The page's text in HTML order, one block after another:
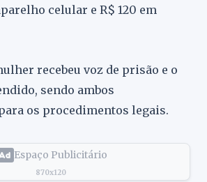
celular e R$ 120 em
recebeu voz de prisão e o
sendo ambos
os procedimentos legais.
Espaço Publicitário
870x120